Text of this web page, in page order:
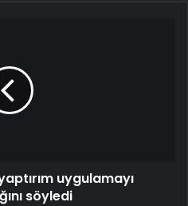
uygulamayı
söyledi